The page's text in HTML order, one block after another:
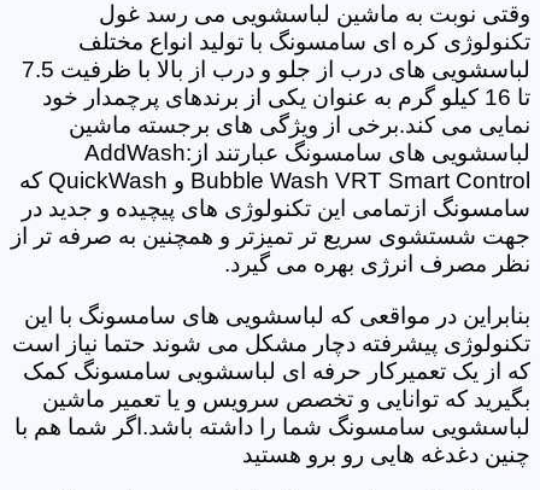
وقتی نوبت به ماشین لباسشویی می رسد غول
تکنولوژی کره ای سامسونگ با تولید انواع مختلف
لباسشویی های درب از جلو و درب از بالا با ظرفیت 7.5
تا 16 کیلو گرم به عنوان یکی از برندهای پرچمدار خود
نمایی می کند.برخی از ویژگی های برجسته ماشین
لباسشویی های سامسونگ عبارتند از:AddWash
Bubble Wash VRT Smart Control و QuickWash که
سامسونگ ازتمامی این تکنولوژی های پیچیده و جدید در
جهت شستشوی سریع تر تمیزتر و همچنین به صرفه تر از
نظر مصرف انرژی بهره می گیرد.
بنابراین در مواقعی که لباسشویی های سامسونگ با این
تکنولوژی پیشرفته دچار مشکل می شوند حتما نیاز است
که از یک تعمیرکار حرفه ای لباسشویی سامسونگ کمک
بگیرید که توانایی و تخصص سرویس و یا تعمیر ماشین
لباسشویی سامسونگ شما را داشته باشد.اگر شما هم با
چنین دغدغه هایی رو برو هستید